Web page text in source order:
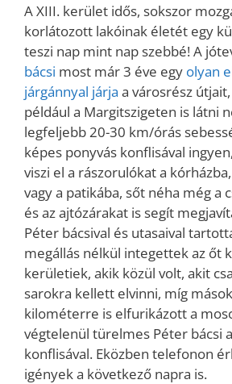
A XIII. kerület idős, sokszor
korlátozott lakóinak életét egy
teszi nap mint nap szebbé! A
bácsi most már 3 éve egy olyan
járgánnyal járja a városrész
például a Margitszigeten is látni
legfeljebb 20-30 km/órás
képes ponyvás konflisával
viszi el a rászorulókat a
vagy a patikába, sőt néha még a
és az ajtózárakat is segít
Péter bácsival és utasaival
megállás nélkül integettek az őt
kerületiek, akik közül volt, akit
sarokra kellett elvinni, míg
kilométerre is elfurikázott a
végtelenül türelmes Péter bácsi
konflisával. Eközben telefonon
igények a következő napra is.